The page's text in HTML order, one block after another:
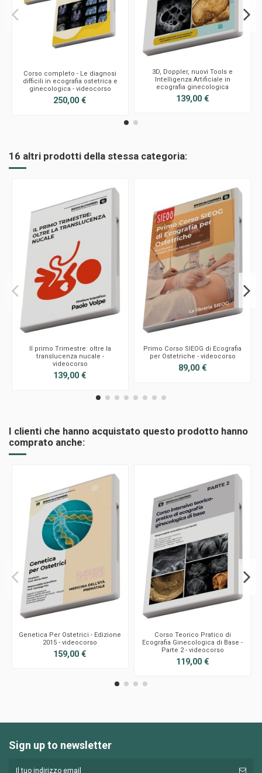
Corso completo - Le diagnosi
difficili in ecografia ostetrica e
ginecologica - videocorso
250,00 €
3D, Doppler, nuovi Tools e
Intelligenza Artificiale in
ecografia ginecologica
139,00 €
16 altri prodotti della stessa categoria:
Il primo Trimestre: oltre la
translucenza nucale -
videocorso
139,00 €
Primo Corso SIEOG di Ecografia
per Ostetriche - videocorso
89,00 €
I clienti che hanno acquistato questo prodotto hanno
comprato anche:
Genetica Per Ostetrici - Edizione
2015 - videocorso
159,00 €
Corso Teorico Pratico di
Ecografia Ginecologica di Base -
Parte 2 - videocorso
119,00 €
Sign up to newsletter